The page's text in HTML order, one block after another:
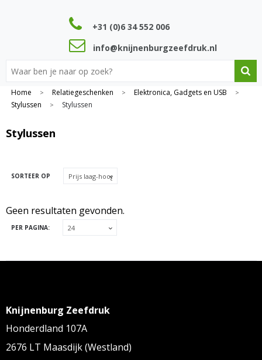
+31 (0)6 34 552 006
info@knijnenburgzeefdruk.nl
Home > Relatiegeschenken > Elektronica, Gadgets en USB >
Stylussen > Stylussen
Stylussen
SORTEER OP
Geen resultaten gevonden.
PER PAGINA:
Knijnenburg Zeefdruk
Honderdland 107A
2676 LT Maasdijk (Westland)